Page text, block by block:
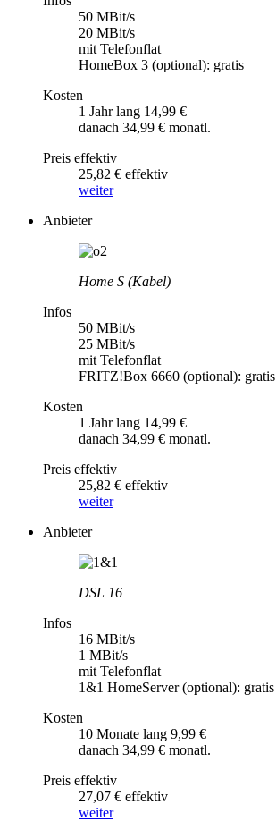
50 MBit/s
20 MBit/s
mit Telefonflat
HomeBox 3 (optional): gratis
Kosten
1 Jahr lang 14,99 €
danach 34,99 € monatl.
Preis effektiv
25,82 € effektiv
weiter
Anbieter
Home S (Kabel)
Infos
50 MBit/s
25 MBit/s
mit Telefonflat
FRITZ!Box 6660 (optional): gratis
Kosten
1 Jahr lang 14,99 €
danach 34,99 € monatl.
Preis effektiv
25,82 € effektiv
weiter
Anbieter
DSL 16
Infos
16 MBit/s
1 MBit/s
mit Telefonflat
1&1 HomeServer (optional): gratis
Kosten
10 Monate lang 9,99 €
danach 34,99 € monatl.
Preis effektiv
27,07 € effektiv
weiter